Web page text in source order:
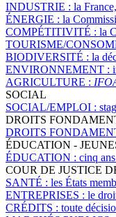
INDUSTRIE : la
ÉNERGIE : la
COMPÉTITIVITÉ : la
TOURISME/
BIODIVERSITÉ : la
ENVIRONNEMENT :
AGRICULTURE :
SOCIAL
SOCIAL/EMPLOI :
DROITS
DROITS
ÉDUCATION -
ÉDUCATION : cinq
COUR DE JUSTICE
SANTÉ : les États
ENTREPRISES : le
CRÉDITS : toute